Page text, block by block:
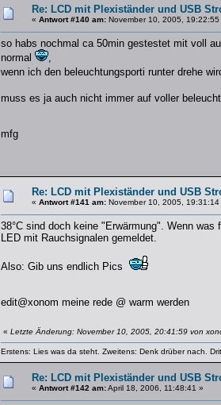
Re: LCD mit Plexiständer und USB
« Antwort #140 am: November 10, 2005, 19:22:55
so habs nochmal ca 50min gestestet mit voll
normal
,
wenn ich den beleuchtungsporti runter drehe
muss es ja auch nicht immer auf voller
mfg
Re: LCD mit Plexiständer und USB
« Antwort #141 am: November 10, 2005, 19:31:14
38°C sind doch keine "Erwärmung". Wenn
LED mit Rauchsignalen gemeldet.
Also: Gib uns endlich Pics
edit@xonom meine rede @ warm werden
« Letzte Änderung: November 10, 2005, 20:41:59 von
Erstens: Lies was da steht. Zweitens: Denk drüber nach.
Re: LCD mit Plexiständer und USB
« Antwort #142 am:April 18, 2006, 11:48:41 »